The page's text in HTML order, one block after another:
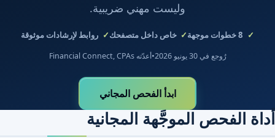
وليست مهني ضريبية.
8خطوات موجهة خاص داخل متصفحك روابط لإرشادات موثوقة
رُوجع في 30 يونيو 2026 •أعدّته Financial Connect, CPAs
ابدأ الفحص المجاني
أداة الفحص الموجَّهة المجانية